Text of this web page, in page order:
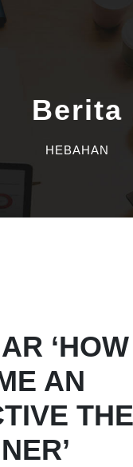
Berita
HEBAHAN
AN